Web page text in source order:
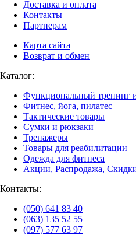
Доставка и оплата
Контакты
Партнерам
Карта сайта
Возврат и обмен
Каталог:
Функциональный тренинг
Фитнес, йога, пилатес
Тактические товары
Сумки и рюкзаки
Тренажеры
Товары для реабилитации
Одежда для фитнеса
Акции, Распродажа,
Контакты:
(050) 641 83 40
(063) 135 52 55
(097) 577 63 97